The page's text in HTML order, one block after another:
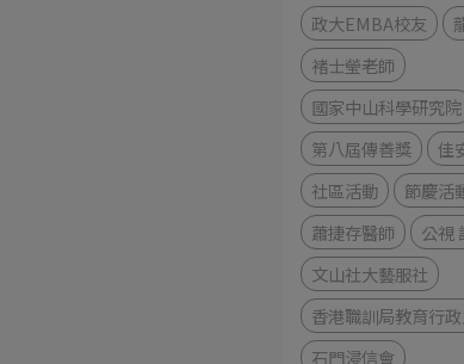
政大EMBA校友
褚士瑩老師
國家中山科學研究院
第八屆傳善獎
佳
社區活動
節慶活
蕭捷存醫師
公視
文山社大藝服社
香港職訓局教育行
石門浸信會